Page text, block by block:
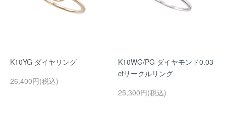
K10YG ダイヤリング
26,400円(税込)
K10WG/PG ダイヤモンド0.03
ctサークルリング
25,300円(税込)